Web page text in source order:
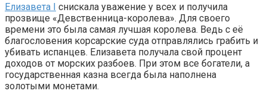
Елизавета I снискала уважение у всех и получила
прозвище «Девственница-королева». Для своего
времени это была самая лучшая королева. Ведь с её
благословения корсарские суда отправлялись грабить и
убивать испанцев. Елизавета получала свой процент
доходов от морских разбоев. При этом все богатели, а
государственная казна всегда была наполнена
золотыми монетами.